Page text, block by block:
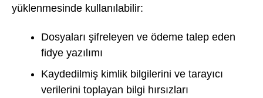
yüklenmesinde kullanılabilir:
Dosyaları şifreleyen ve ödeme talep eden
fidye yazılımı
Kaydedilmiş kimlik bilgilerini ve tarayıcı
verilerini toplayan bilgi hırsızları